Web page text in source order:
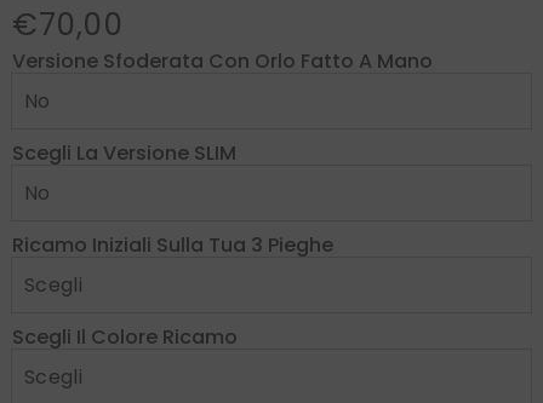
€70,00
Versione Sfoderata Con Orlo Fatto A Mano
Scegli La Versione SLIM
Ricamo Iniziali Sulla Tua 3 Pieghe
Scegli Il Colore Ricamo